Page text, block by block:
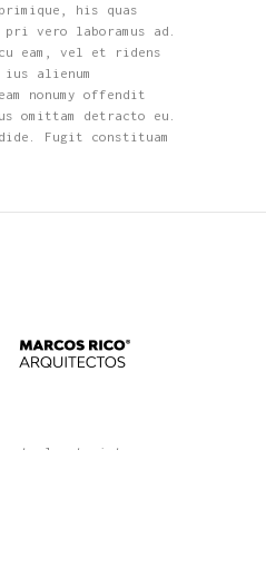
his quas
pri vero laboramus ad.
eam, vel et ridens
alienum
nonumy offendit
omittam detracto eu.
Fugit constituam
integra